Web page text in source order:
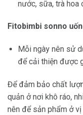
nước, sữa, trà hoa
Fitobimbi sonno
Mỗi ngày nên sử
để cải thiện được
Để đảm bảo chất
quản ở nơi khô ráo,
nên để sản phẩm ở